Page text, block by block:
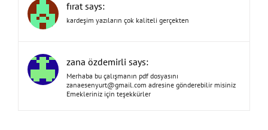
fırat says:
kardeşim yazıların çok kaliteli gerçekten
zana özdemirli says:
Merhaba bu çalışmanın pdf dosyasını
zanaesenyurt@gmail.com adresine gönderebilir misiniz
Emekleriniz için teşekkürler